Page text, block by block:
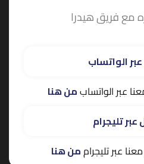
مع فريق هيدرا
الواتساب
عبر الواتسابمن هنا
عبر تليجرام
عبر تليجراممن هنا